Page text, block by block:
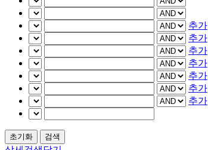
추가
추가
추가
추가
추가
추가
추가